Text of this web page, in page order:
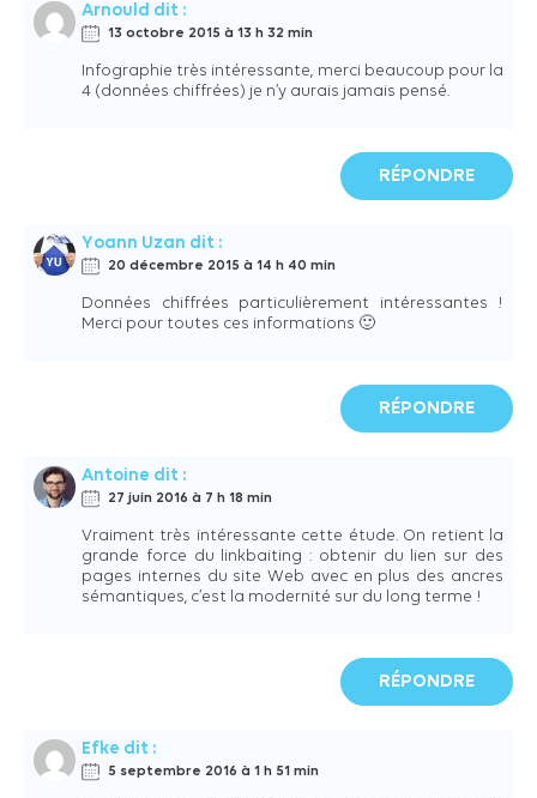
Arnould dit :
13 octobre 2015 à 13 h 32 min
Infographie très intéressante, merci beaucoup pour la
4 (données chiffrées) je n’y aurais jamais pensé.
RÉPONDRE
Yoann Uzan dit :
20 décembre 2015 à 14 h 40 min
Données chiffrées particulièrement intéressantes !
Merci pour toutes ces informations 🙂
RÉPONDRE
Antoine dit :
27 juin 2016 à 7 h 18 min
Vraiment très intéressante cette étude. On retient la
grande force du linkbaiting : obtenir du lien sur des
pages internes du site Web avec en plus des ancres
sémantiques, c’est la modernité sur du long terme !
RÉPONDRE
Efke dit :
5 septembre 2016 à 1 h 51 min